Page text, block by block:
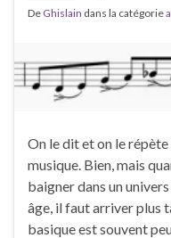
De Ghislain dans la catégorie
On le dit et on le
musique. Bien, mais
baigner dans un
âge, il faut arriver plus
basique est souvent